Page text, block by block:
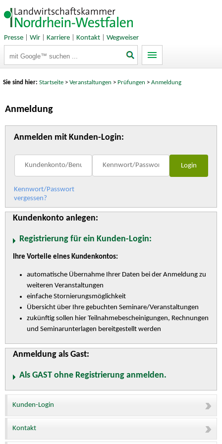
Presse| Wir| Karriere| Kontakt| Wegweiser
Sie sind hier:Startseite >Veranstaltungen > Prüfungen >Anmeldung
Anmeldung
Anmelden mit Kunden-Login:
Kennwort/Passwort
vergessen?
Kundenkonto anlegen:
Registrierung für ein Kunden-Login:
Ihre Vorteile eines Kundenkontos:
automatische Übernahme Ihrer Daten bei der Anmeldung zu
weiteren Veranstaltungen
einfache Stornierungsmöglichkeit
Übersicht über Ihre gebuchten Seminare/Veranstaltungen
zukünftig sollen hier Teilnahmebescheinigungen, Rechnungen
und Seminarunterlagen bereitgestellt werden
Anmeldung als Gast:
Als GAST ohne Registrierung anmelden.
Kunden-Login
Kontakt